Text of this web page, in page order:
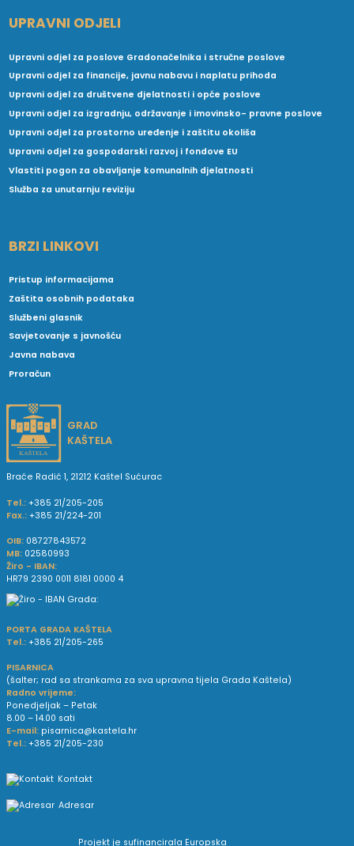
UPRAVNI ODJELI
Upravni odjel za poslove Gradonačelnika i stručne poslove
Upravni odjel za financije, javnu nabavu i naplatu prihoda
Upravni odjel za društvene djelatnosti i opće poslove
Upravni odjel za izgradnju, održavanje i imovinsko- pravne poslove
Upravni odjel za prostorno uređenje i zaštitu okoliša
Upravni odjel za gospodarski razvoj i fondove EU
Vlastiti pogon za obavljanje komunalnih djelatnosti
Služba za unutarnju reviziju
BRZI LINKOVI
Pristup informacijama
Zaštita osobnih podataka
Službeni glasnik
Savjetovanje s javnošću
Javna nabava
Proračun
GRAD
KAŠTELA
Braće Radić 1, 21212 Kaštel Sućurac
Tel.: +385 21/205-205
Fax.: +385 21/224-201
OIB: 08727843572
MB: 02580993
Žiro - IBAN:
HR79 2390 0011 8181 0000 4
PORTA GRADA KAŠTELA
Tel.: +385 21/205-265
PISARNICA
(šalter; rad sa strankama za sva upravna tijela Grada Kaštela)
Radno vrijeme:
Ponedjeljak – Petak
8.00 – 14.00 sati
E-mail: pisarnica@kastela.hr
Tel.: +385 21/205-230
Kontakt
Adresar
Projekt je sufinancirala Europska